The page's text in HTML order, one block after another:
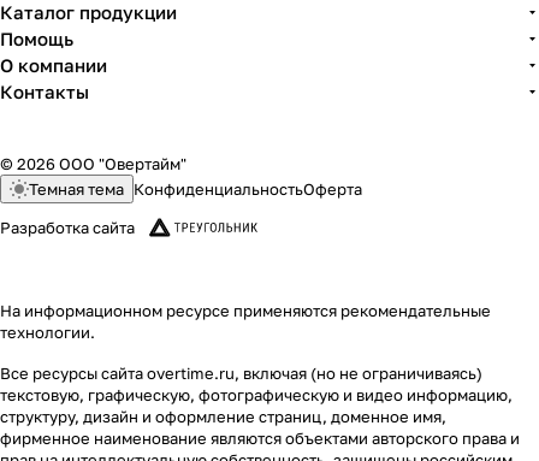
Каталог продукции
Помощь
О компании
Контакты
© 2026 ООО "Овертайм"
Темная тема КонфиденциальностьОферта
Разработка сайта
На информационном ресурсе применяются рекомендательные
технологии.
Все ресурсы сайта overtime.ru, включая (но не ограничиваясь)
текстовую, графическую, фотографическую и видео информацию,
структуру, дизайн и оформление страниц, доменное имя,
фирменное наименование являются объектами авторского права и